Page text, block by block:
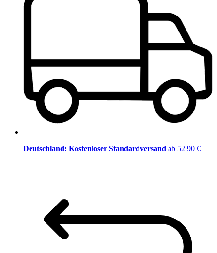
Deutschland: Kostenloser Standardversand ab 52,90 €